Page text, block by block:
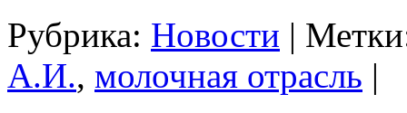
Рубрика: Новости |
А.И., молочная отрасль |